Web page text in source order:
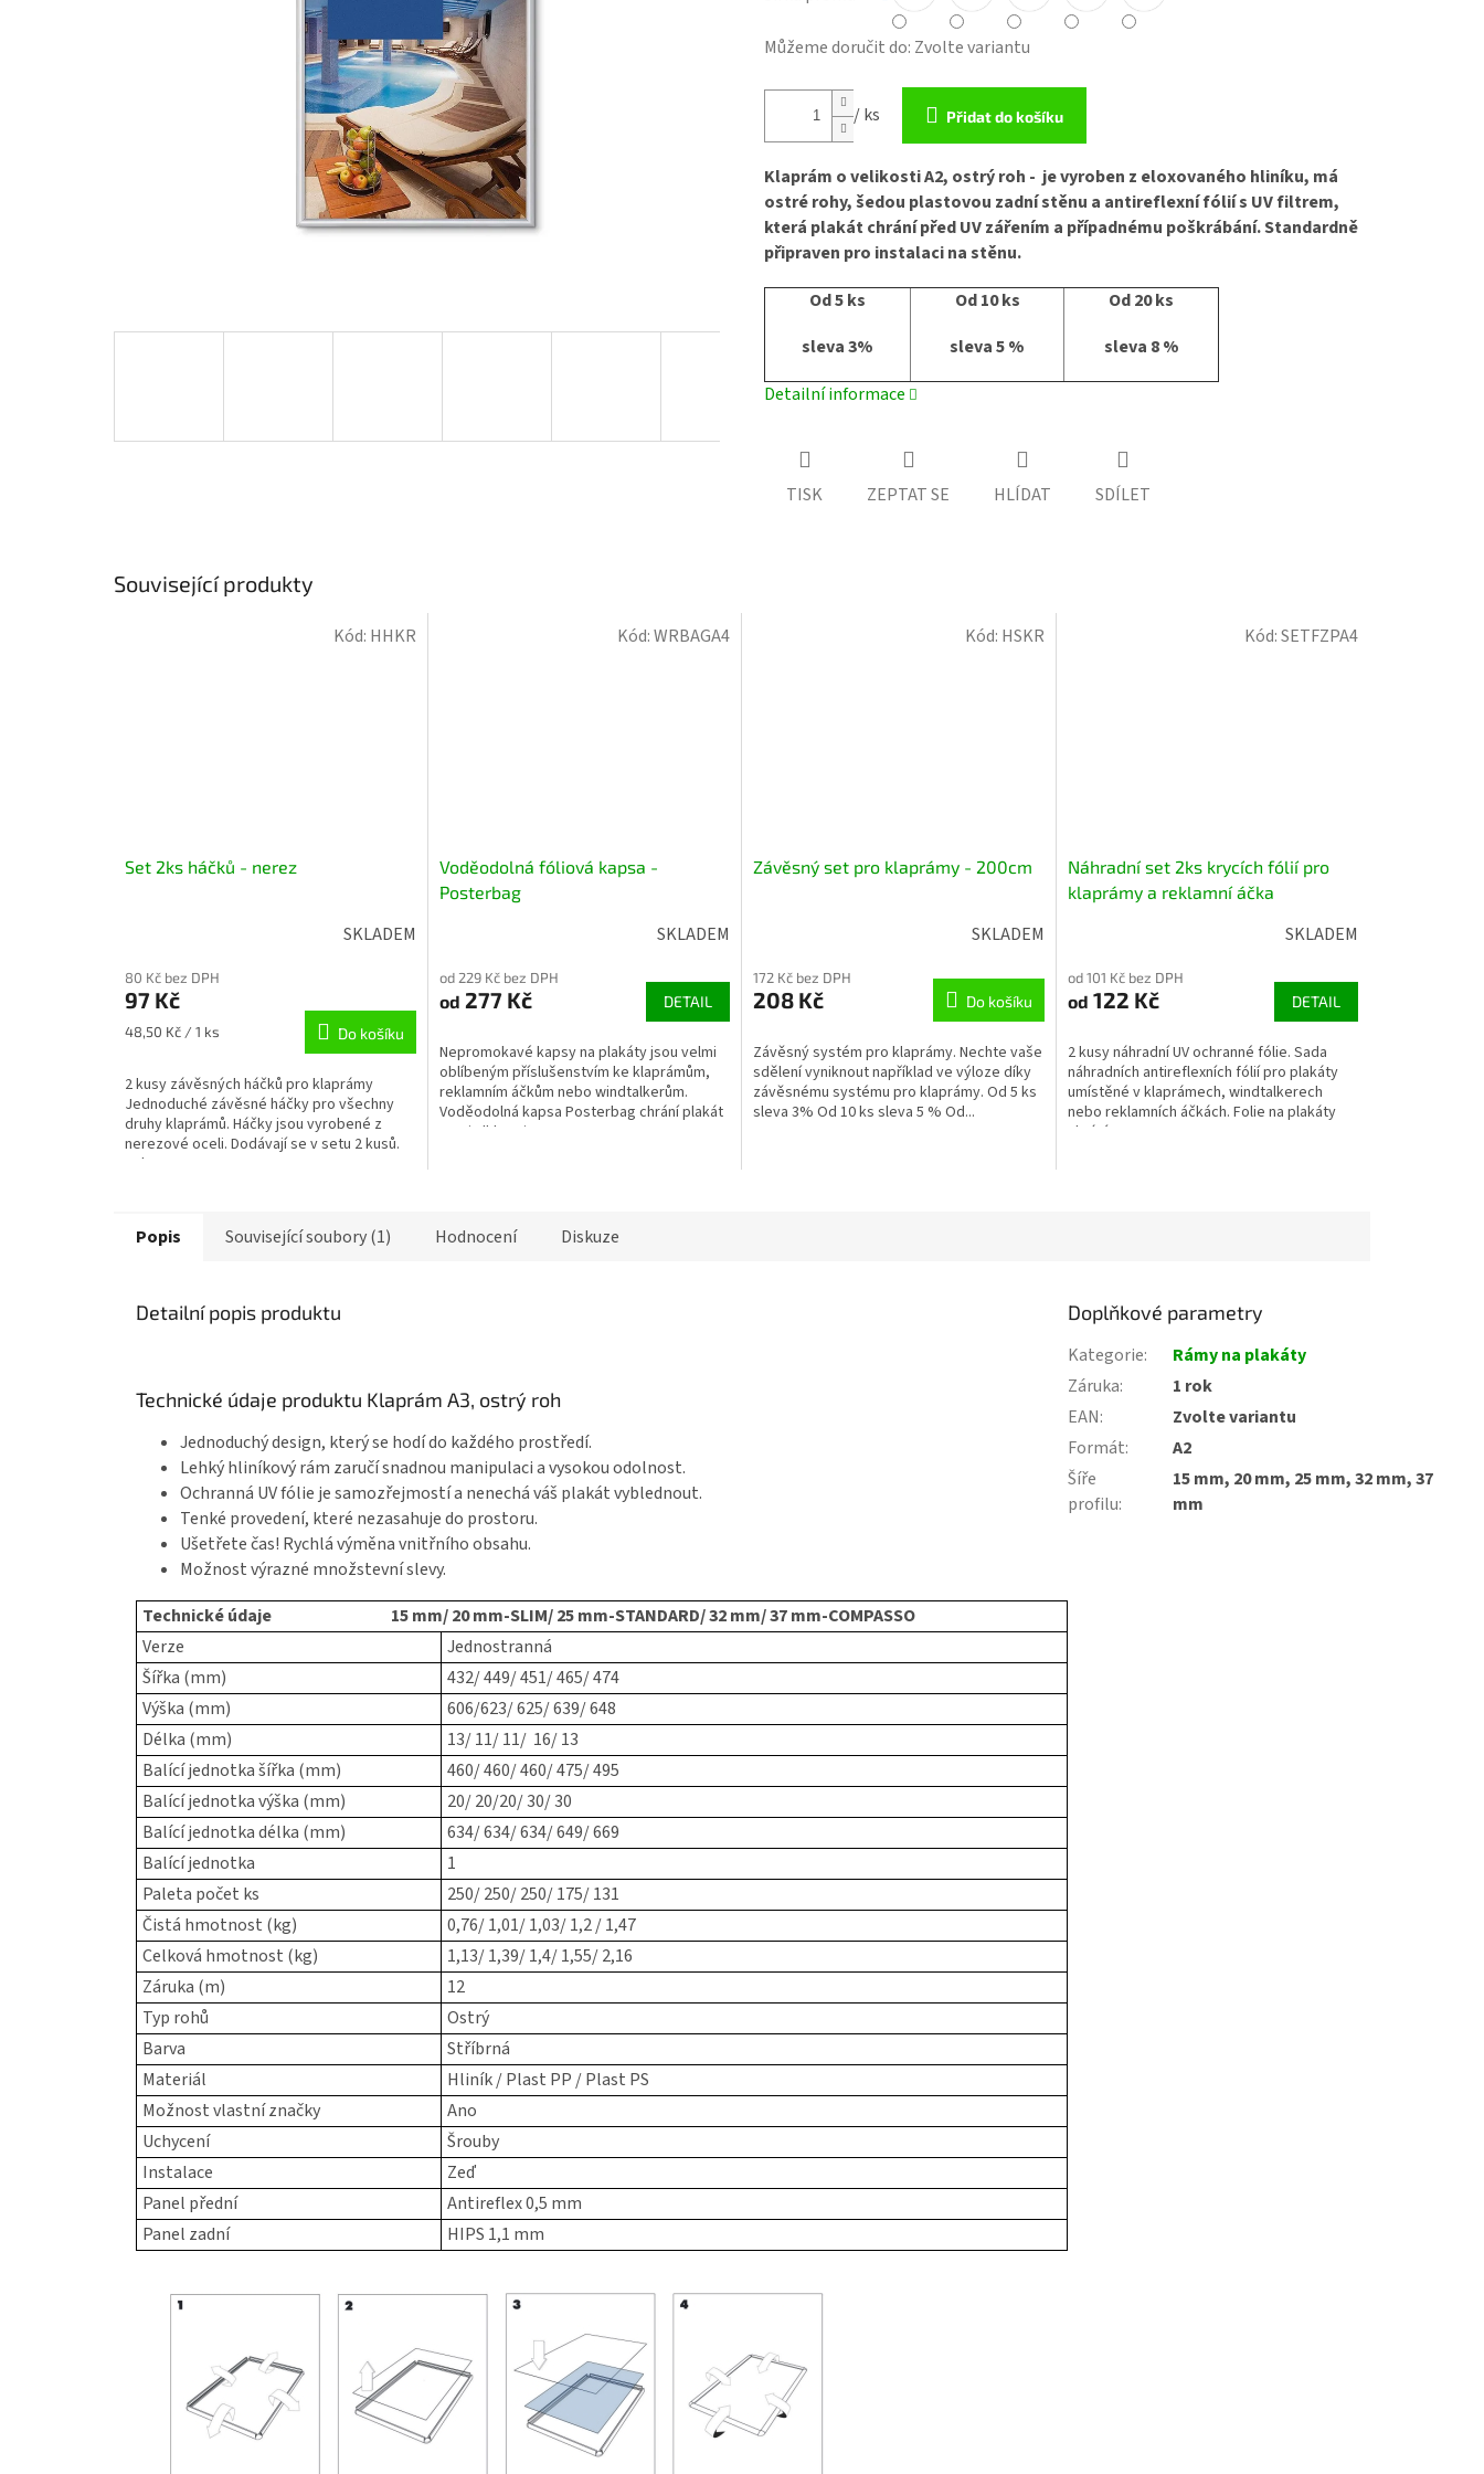
Můžeme doručit do: Zvolte variantu
/ ks Přidat do košíku
Klaprám o velikosti A2, ostrý roh - je vyroben z eloxovaného hliníku, má
ostré rohy, šedou plastovou zadní stěnu a antireflexní fólií s UV filtrem,
která plakát chrání před UV zářením a případnému poškrábání. Standardně
připraven pro instalaci na stěnu.
Od 5 ks
sleva 3%
Od 10 ks
sleva 5 %
Od 20 ks
sleva 8 %
Detailní informace
TISK ZEPTAT SE HLÍDAT SDÍLET
Související produkty
Set 2ks háčků - nerez
SKLADEM
80 Kč bez DPH
97 Kč
Měrná
48,50 Kč / 1 ks Do košíku
2 kusy závěsných háčků pro klaprámy
Jednoduché závěsné háčky pro všechny
druhy klaprámů. Háčky jsou vyrobené z
nerezové oceli. Dodávají se v setu 2 kusů.
Od...
Kód: HHKR
Voděodolná fóliová kapsa -
Posterbag
SKLADEM
od 229 Kč bez DPH
od 277 Kč DETAIL
Nepromokavé kapsy na plakáty jsou velmi
oblíbeným příslušenstvím ke klaprámům,
reklamním áčkům nebo windtalkerům.
Voděodolná kapsa Posterbag chrání plakát
proti vlhkosti, UV...
Kód:WRBAGA4
Závěsný set pro klaprámy - 200cm
SKLADEM
172 Kč bez DPH
208 Kč Do košíku
Závěsný systém pro klaprámy. Nechte vaše
sdělení vyniknout například ve výloze díky
závěsnému systému pro klaprámy. Od 5 ks
sleva 3% Od 10 ks sleva 5 % Od...
Kód: HSKR
Náhradní set 2ks krycích fólií pro
klaprámy a reklamní áčka
SKLADEM
od 101 Kč bez DPH
od 122 Kč DETAIL
2 kusy náhradní UV ochranné fólie. Sada
náhradních antireflexních fólií pro plakáty
umístěné v klaprámech, windtalkerech
nebo reklamních áčkách. Folie na plakáty
chrání...
Kód:SETFZPA4
Popis Související soubory (1) Hodnocení Diskuze
Detailní popis produktu
Technické údaje produktu Klaprám A3, ostrý roh
Jednoduchý design, který se hodí do každého prostředí.
Lehký hliníkový rám zaručí snadnou manipulaci a vysokou odolnost.
Ochranná UV fólie je samozřejmostí a nenechá váš plakát vyblednout.
Tenké provedení, které nezasahuje do prostoru.
Ušetřete čas! Rychlá výměna vnitřního obsahu.
Možnost výrazné množstevní slevy.
Technické údaje 15 mm/ 20 mm-SLIM/ 25 mm-STANDARD/ 32 mm/ 37 mm-COMPASSO
Verze
Jednostranná
Šířka (mm)
432/ 449/ 451/ 465/ 474
Výška (mm)
606/623/ 625/ 639/ 648
Délka (mm)
13/ 11/ 11/ 16/ 13
Balící jednotka šířka (mm)
460/ 460/ 460/ 475/ 495
Balící jednotka výška (mm)
20/ 20/20/ 30/ 30
Balící jednotka délka (mm)
634/ 634/ 634/ 649/ 669
Balící jednotka
1
Paleta počet ks
250/ 250/ 250/ 175/ 131
Čistá hmotnost (kg)
0,76/ 1,01/ 1,03/ 1,2 / 1,47
Celková hmotnost (kg)
1,13/ 1,39/ 1,4/ 1,55/ 2,16
Záruka (m)
12
Typ rohů
Ostrý
Barva
Stříbrná
Materiál
Hliník / Plast PP / Plast PS
Možnost vlastní značky
Ano
Uchycení
Šrouby
Instalace
Zeď
Panel přední
Antireflex 0,5 mm
Panel zadní
HIPS 1,1 mm
Doplňkové parametry
Kategorie:
Rámy na plakáty
Záruka:
1 rok
EAN:
Zvolte variantu
Formát:
A2
Šíře
profilu:
15 mm, 20 mm, 25 mm, 32 mm, 37
mm